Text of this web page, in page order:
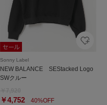
Sonny Label
NEW BALANCE SEStacked Logo
SWクルー
￥4,75240%OFF